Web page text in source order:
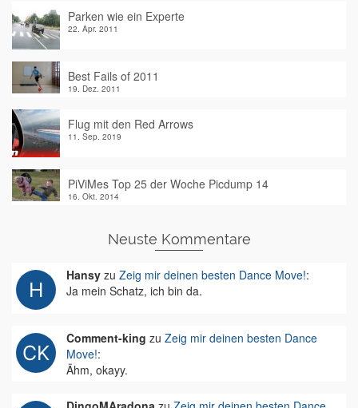
Parken wie ein Experte
22. Apr. 2011
Best Fails of 2011
19. Dez. 2011
Flug mit den Red Arrows
11. Sep. 2019
PiViMes Top 25 der Woche Picdump 14
16. Okt. 2014
Neuste Kommentare
Hansy zu Zeig mir deinen besten Dance Move!:
Ja mein Schatz, ich bin da.
Comment-king zu Zeig mir deinen besten Dance
Move!:
Ähm, okayy.